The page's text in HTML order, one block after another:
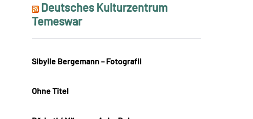
Deutsches Kulturzentrum
Temeswar
Sibylle Bergemann – Fotografii
Ohne Titel